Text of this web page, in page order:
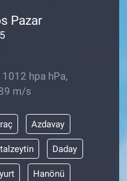
Pazar
1012 hpa hPa,
m/s
Azdavay
Daday
Hanönü